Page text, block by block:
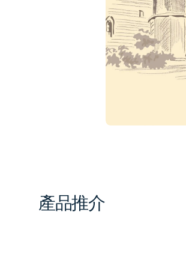
產品推介